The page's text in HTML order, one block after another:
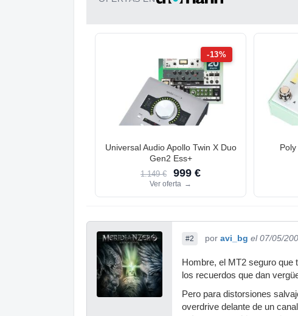
-13%
Universal Audio Apollo Twin X Duo
Gen2 Ess+
1.149 € 999 €
Ver oferta →
#2 por avi_bg el 07/05/
Hombre, el MT2 seguro que
los recuerdos que dan
Pero para distorsiones
overdrive delante de un